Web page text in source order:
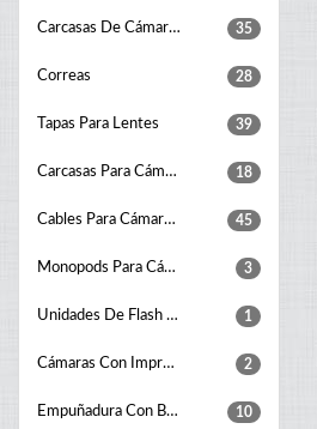
Carcasas De Cámaras A Prueba De Agua 35
Correas 28
Tapas Para Lentes 39
Carcasas Para Cámaras 18
Cables Para Cámaras Fotográficas 45
Monopods Para Cámaras 3
Unidades De Flash Para Estudio Fotográfico 1
Cámaras Con Impresión Instantánea 2
Empuñadura Con Batería Para Cámara Digital 10